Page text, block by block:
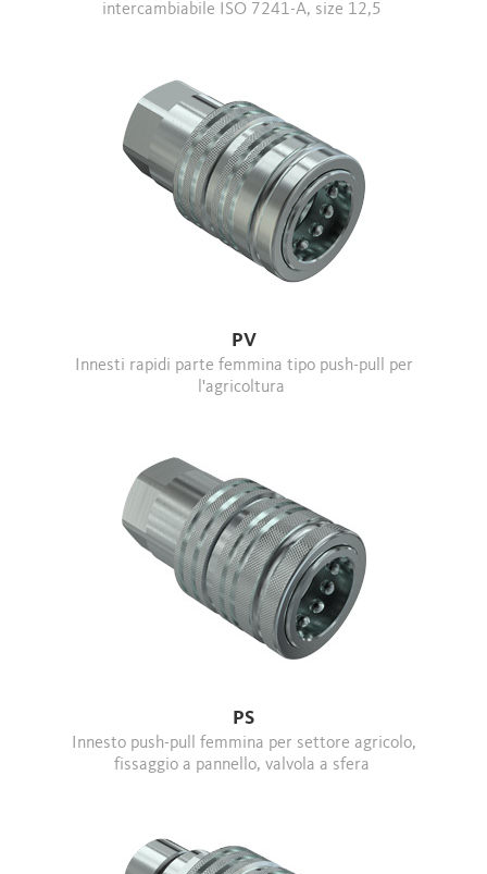
intercambiabile ISO 7241-A, size 12,5
PV
l'agricoltura
PS
fissaggio a pannello, valvola a sfera